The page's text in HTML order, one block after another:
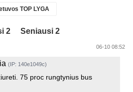
TOP LYGA
2
Seniausi 2
06-10 08:52
(IP: 140e1049c)
75 proc rungtynius bus